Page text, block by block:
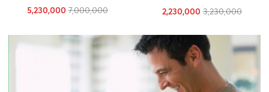
5,230,000 7,000,000
2,230,000 3,230,000